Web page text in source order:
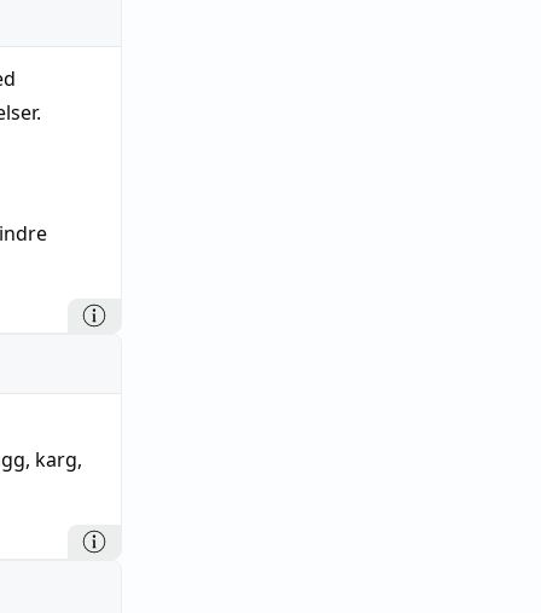
, karg,